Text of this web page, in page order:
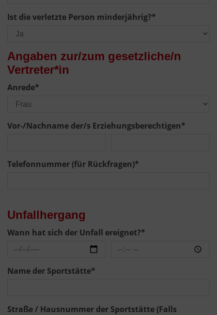
Ist die verletzte Person minderjährig?*
Angaben zur/zum gesetzliche/n
Vertreter*in
Anrede*
Vor-/Nachname der/s Erziehungsberechtigen*
Telefonnummer (für Rückfragen)*
Unfallhergang
Wann hat sich der Unfall ereignet?*
Name der Sportstätte*
Straße / Hausnummer der Sportstätte (Falls